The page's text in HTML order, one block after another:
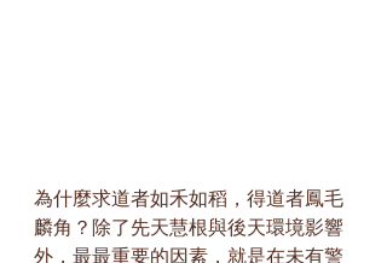
為什麼求道者如禾如稻，得道者鳳毛
麟角？除了先天慧根與後天環境影響
外，最最重要的因素，就是在未有警